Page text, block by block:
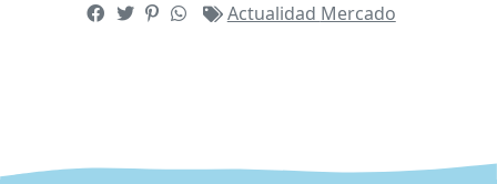
Actualidad Mercado